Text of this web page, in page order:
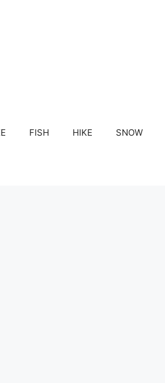
FISH HIKE SNOW